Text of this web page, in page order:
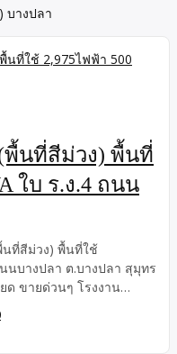
บางปลา
พื้นที่สีม่วง) พื้นที่
ใบ ร.ง.4 ถนน
นที่สีม่วง) พื้นที่ใช้
นบางปลา ต.บางปลา สุมุทร
ด ขายด่วนๆ โรงงาน
รางเมตร มีใบอนุญาต ร. ง
ไฟฟ้า 500 KVA ออฟฟิศ
กได้ 3 ตัน / ตร.ม ห้องพัก